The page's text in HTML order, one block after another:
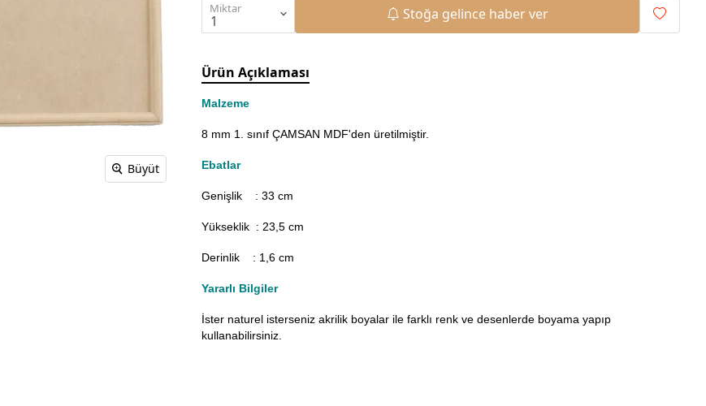
Büyüt
Miktar Stoğa gelince haber ver
Ürün Açıklaması
Malzeme
8 mm 1. sınıf ÇAMSAN MDF'den üretilmiştir.
Ebatlar
Genişlik : 33cm
Yükseklik : 23,5 cm
Derinlik : 1,6 cm
Yararlı Bilgiler
İster naturel isterseniz akrilik boyalar ile farklı renk ve desenlerde boyama yapıp
kullanabilirsiniz.